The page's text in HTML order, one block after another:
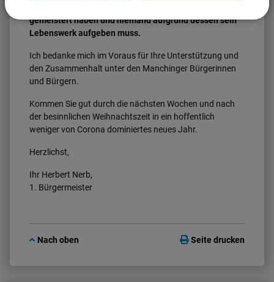
gemeistert haben und niemand aufgrund dessen sein
Lebenswerk aufgeben muss.
Ich bedanke mich im Voraus für Ihre Unterstützung und
den Zusammenhalt unter den Manchinger Bürgerinnen
und Bürgern.
Kommen Sie gut durch die nächsten Wochen und nach
der besinnlichen Weihnachtszeit in ein hoffentlich
weniger von Corona dominiertes neues Jahr.
Herzlichst,
Ihr Herbert Nerb,
1. Bürgermeister
Nach oben Seite drucken